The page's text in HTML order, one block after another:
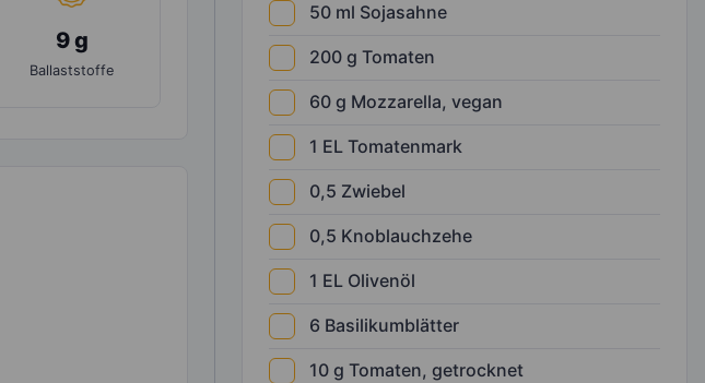
9 g
Ballaststoffe
50 ml Sojasahne
200 g Tomaten
60 g Mozzarella, vegan
1 EL Tomatenmark
0,5 Zwiebel
0,5 Knoblauchzehe
1 EL Olivenöl
6 Basilikumblätter
10 g Tomaten, getrocknet